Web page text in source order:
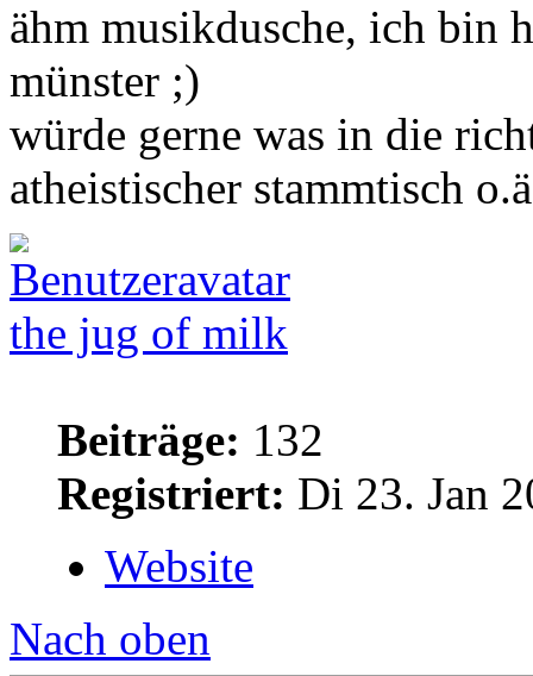
ähm musikdusche, ich bin
münster ;)
würde gerne was in die
atheistischer stammtisch
the jug of milk
Beiträge: 132
Registriert: Di 23. Jan
Website
Nach oben